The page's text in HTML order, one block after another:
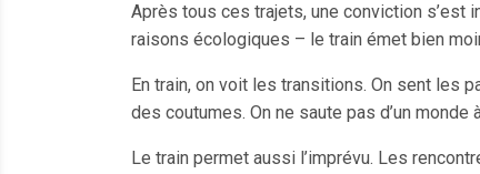
Après tous ces trajets, une conviction s’est
raisons écologiques – le train émet bien
En train, on voit les transitions. On sent les
des coutumes. On ne saute pas d’un monde
Le train permet aussi l’imprévu. Les